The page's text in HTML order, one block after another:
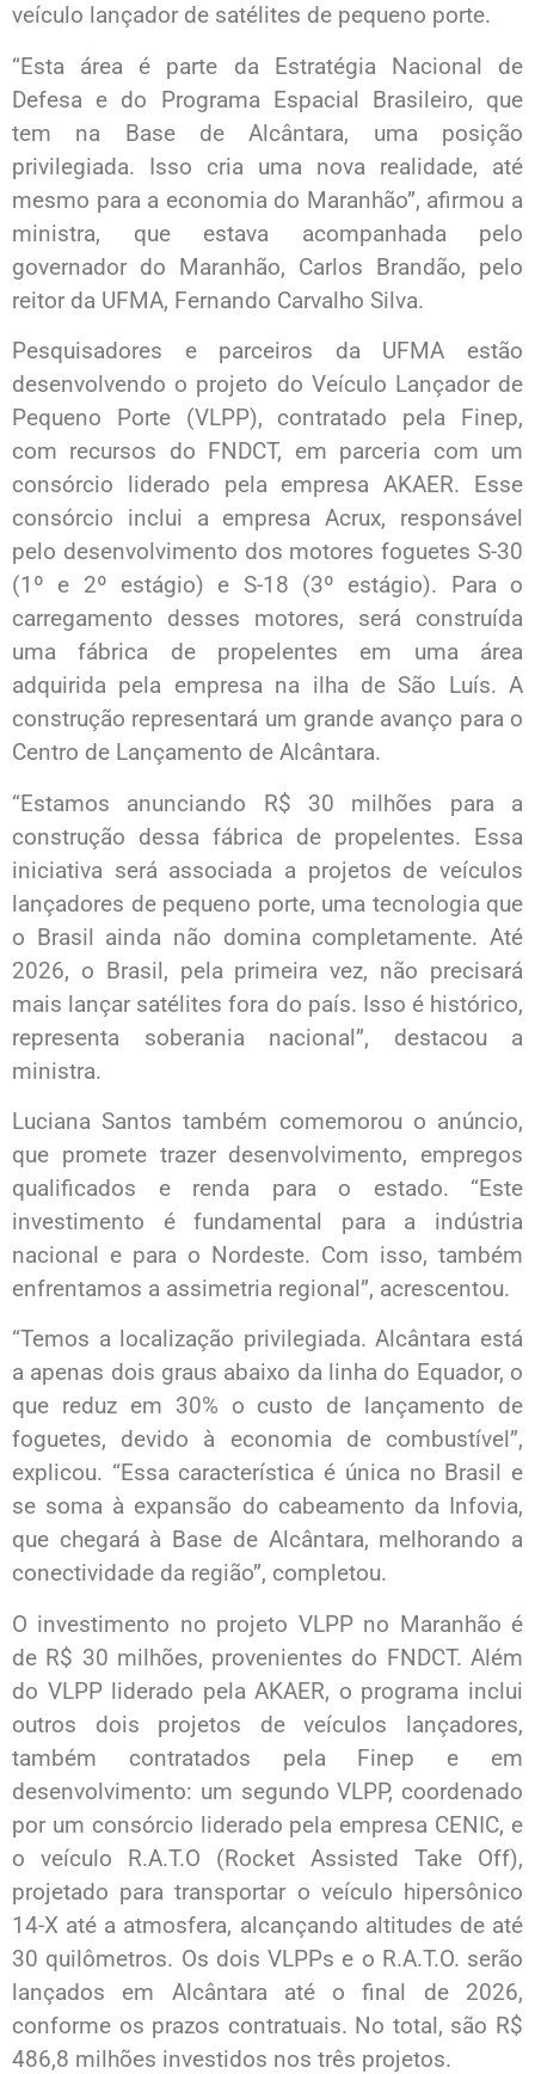
veículo lançador de satélites de pequeno porte.
“Esta área é parte da Estratégia Nacional de
Defesa e do Programa Espacial Brasileiro, que
tem na Base de Alcântara, uma posição
privilegiada. Isso cria uma nova realidade, até
mesmo para a economia do Maranhão”, afirmou a
ministra, que estava acompanhada pelo
governador do Maranhão, Carlos Brandão, pelo
reitor da UFMA, Fernando Carvalho Silva.
Pesquisadores e parceiros da UFMA estão
desenvolvendo o projeto do Veículo Lançador de
Pequeno Porte (VLPP), contratado pela Finep,
com recursos do FNDCT, em parceria com um
consórcio liderado pela empresa AKAER. Esse
consórcio inclui a empresa Acrux, responsável
pelo desenvolvimento dos motores foguetes S-30
(1º e 2º estágio) e S-18 (3º estágio). Para o
carregamento desses motores, será construída
uma fábrica de propelentes em uma área
adquirida pela empresa na ilha de São Luís. A
construção representará um grande avanço para o
Centro de Lançamento de Alcântara.
“Estamos anunciando R$ 30 milhões para a
construção dessa fábrica de propelentes. Essa
iniciativa será associada a projetos de veículos
lançadores de pequeno porte, uma tecnologia que
o Brasil ainda não domina completamente. Até
2026, o Brasil, pela primeira vez, não precisará
mais lançar satélites fora do país. Isso é histórico,
representa soberania nacional”, destacou a
ministra.
Luciana Santos também comemorou o anúncio,
que promete trazer desenvolvimento, empregos
qualificados e renda para o estado. “Este
investimento é fundamental para a indústria
nacional e para o Nordeste. Com isso, também
enfrentamos a assimetria regional”, acrescentou.
“Temos a localização privilegiada. Alcântara está
a apenas dois graus abaixo da linha do Equador, o
que reduz em 30% o custo de lançamento de
foguetes, devido à economia de combustível”,
explicou. “Essa característica é única no Brasil e
se soma à expansão do cabeamento da Infovia,
que chegará à Base de Alcântara, melhorando a
conectividade da região”, completou.
O investimento no projeto VLPP no Maranhão é
de R$ 30 milhões, provenientes do FNDCT. Além
do VLPP liderado pela AKAER, o programa inclui
outros dois projetos de veículos lançadores,
também contratados pela Finep e em
desenvolvimento: um segundo VLPP, coordenado
por um consórcio liderado pela empresa CENIC, e
o veículo R.A.T.O (Rocket Assisted Take Off),
projetado para transportar o veículo hipersônico
14-X até a atmosfera, alcançando altitudes de até
30 quilômetros. Os dois VLPPs e o R.A.T.O. serão
lançados em Alcântara até o final de 2026,
conforme os prazos contratuais. No total, são R$
486,8 milhões investidos nos três projetos.